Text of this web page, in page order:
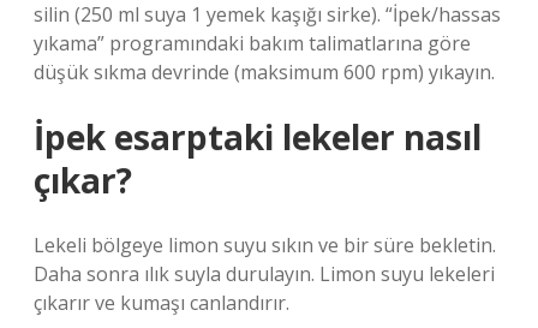
silin (250 ml suya 1 yemek kaşığı sirke). “İpek/hassas
yıkama” programındaki bakım talimatlarına göre
düşük sıkma devrinde (maksimum 600 rpm) yıkayın.
İpek esarptaki lekeler nasıl
çıkar?
Lekeli bölgeye limon suyu sıkın ve bir süre bekletin.
Daha sonra ılık suyla durulayın. Limon suyu lekeleri
çıkarır ve kumaşı canlandırır.